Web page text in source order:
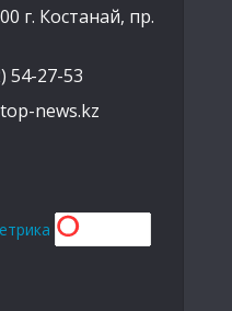
г. Костанай, пр.
54-27-53
news.kz